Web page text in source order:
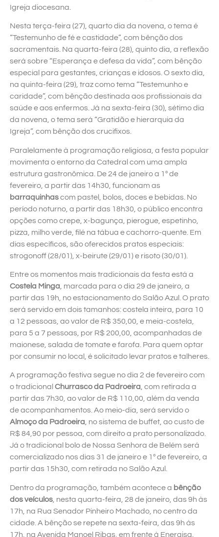
Igreja diocesana.
Nesta terça-feira (27), quarto dia da novena, o tema é
“Testemunho de fé e castidade”, com bênção dos
sacramentais. Na quarta-feira (28), quinto dia, a reflexão
será sobre “Esperança e defesa da vida”, com bênção
especial para gestantes, crianças e idosos. O sexto dia,
na quinta-feira (29), traz como tema “Testemunho e
caridade”, com bênção destinada aos profissionais da
saúde e aos enfermos. Já na sexta-feira (30), sétimo dia
da novena, o tema será “Gratidão e hierarquia da
Igreja”, com bênção dos crucifixos.
Paralelamente à programação religiosa, a festa popular
movimenta o entorno da Catedral com uma ampla
estrutura gastronômica. De 24 de janeiro a 1º de
fevereiro, a partir das 14h30, funcionam as
barraquinhascom pastel, bolos, doces e bebidas. No
período noturno, a partir das 18h30, o público encontra
opções como crepe, x-bagunça, pierogue, espetinho,
pizza, milho verde, filé na tábua e cachorro-quente. Em
dias específicos, são oferecidos pratos especiais:
strogonoff (28/01), x-beirute (29/01) e risoto (30/01).
Entre os momentos mais tradicionais da festa está a
Costela Minga , marcada para o dia 29 de janeiro, a
partir das 19h, no estacionamento do Salão Azul. O prato
será servido em dois tamanhos: costela inteira, para 10
a 12 pessoas, ao valor de R$ 350,00, e meia-costela,
para 5 a 7 pessoas, por R$ 200,00, acompanhadas de
maionese, salada de tomate e farofa. Para quem optar
por consumir no local, é solicitado levar pratos e talheres.
A programação festiva segue no dia 2 de fevereiro com
o tradicional Churrasco da Padroeira, com retirada a
partir das 7h30, ao valor de R$ 110,00, além da venda
de acompanhamentos. Ao meio-dia, será servido o
Almoço da Padroeira, no sistema de buffet, ao custo de
R$ 84,90 por pessoa, com direito a prato personalizado.
Já o tradicional bolo de Nossa Senhora de Belém será
comercializado nos dias 31 de janeiro e 1º de fevereiro, a
partir das 15h30, com retirada no Salão Azul.
Dentro da programação, também acontece a bênção
dos veículos , nesta quarta-feira, 28 de janeiro, das 9h às
17h, na Rua Senador Pinheiro Machado, no centro da
cidade. A bênção se repete na sexta-feira, das 9h às
17h, na Avenida Manoel Ribas, em frente à Energisa.